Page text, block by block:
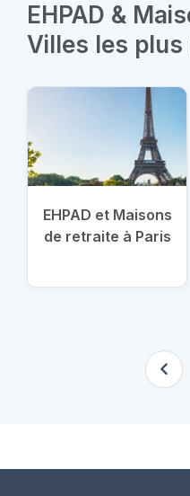
EHPAD &
Villes les plus
EHPAD et Maisons
de retraite à Paris